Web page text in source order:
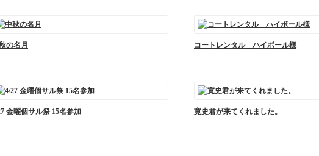
の名月 コートレンタル ハイボール様
金曜個サル祭 15名参加
寛史君が来てくれました。